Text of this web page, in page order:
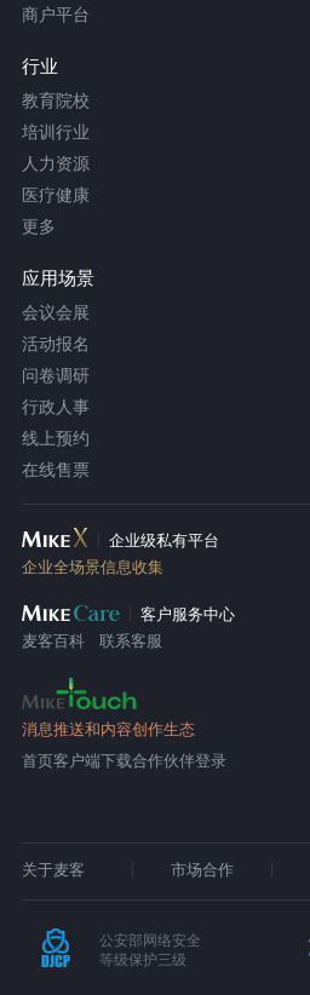
商户平台
行业
教育院校
培训行业
人力资源
医疗健康
更多
应用场景
会议会展
活动报名
问卷调研
行政人事
线上预约
在线售票
企业级私有平台
企业全场景信息收集
客户服务中心
麦客百科
联系客服
消息推送和内容创作生态
首页客户端下载合作伙伴登录
关于麦客 市场合作
公安部网络安全
等级保护三级